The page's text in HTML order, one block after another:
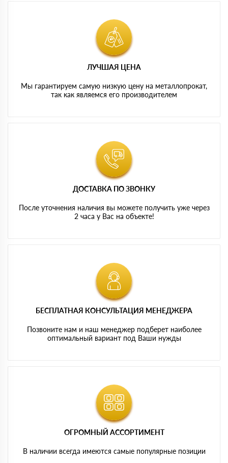
ЛУЧШАЯ ЦЕНА
Мы гарантируем самую низкую цену на металлопрокат,
так как являемся его производителем
ДОСТАВКА ПО ЗВОНКУ
После уточнения наличия вы можете получить уже через
2 часа у Вас на объекте!
БЕСПЛАТНАЯ КОНСУЛЬТАЦИЯ МЕНЕДЖЕРА
Позвоните нам и наш менеджер подберет наиболее
оптимальный вариант под Ваши нужды
ОГРОМНЫЙ АССОРТИМЕНТ
В наличии всегда имеются самые популярные позиции